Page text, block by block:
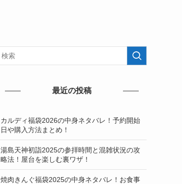
最近の投稿
カルディ福袋2026の中身ネタバレ！予約開始
日や購入方法まとめ！
湯島天神初詣2025の参拝時間と混雑状況の攻
略法！屋台を楽しむ裏ワザ！
焼肉きんぐ福袋2025の中身ネタバレ！お食事